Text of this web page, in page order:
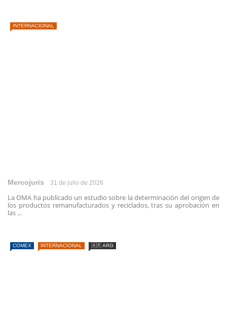
INTERNACIONAL
Mercojuris 31 de julio de 2026
La OMA ha publicado un estudio sobre la determinación del origen de
los productos remanufacturados y reciclados, tras su aprobación en
las ...
COMEX INTERNACIONAL 🇦🇷 ARG